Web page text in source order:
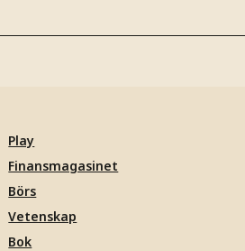
Play
Finansmagasinet
Börs
Vetenskap
Bok